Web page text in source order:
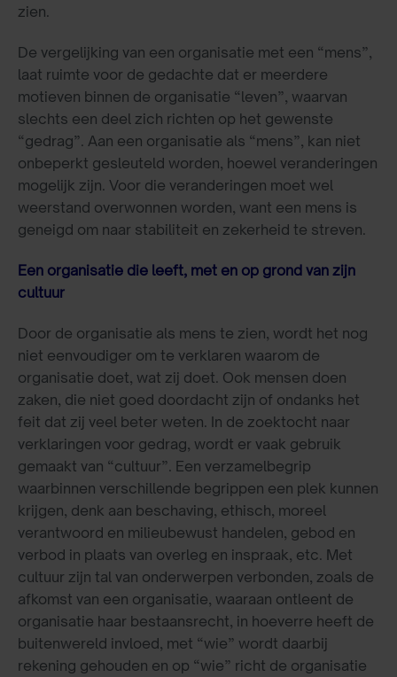
zien.
De vergelijking van een organisatie met een “mens”,
laat ruimte voor de gedachte dat er meerdere
motieven binnen de organisatie “leven”, waarvan
slechts een deel zich richten op het gewenste
“gedrag”. Aan een organisatie als “mens”, kan niet
onbeperkt gesleuteld worden, hoewel veranderingen
mogelijk zijn. Voor die veranderingen moet wel
weerstand overwonnen worden, want een mens is
geneigd om naar stabiliteit en zekerheid te streven.
Een organisatie die leeft, met en op grond van zijn
cultuur
Door de organisatie als mens te zien, wordt het nog
niet eenvoudiger om te verklaren waarom de
organisatie doet, wat zij doet. Ook mensen doen
zaken, die niet goed doordacht zijn of ondanks het
feit dat zij veel beter weten. In de zoektocht naar
verklaringen voor gedrag, wordt er vaak gebruik
gemaakt van “cultuur”. Een verzamelbegrip
waarbinnen verschillende begrippen een plek kunnen
krijgen, denk aan beschaving, ethisch, moreel
verantwoord en milieubewust handelen, gebod en
verbod in plaats van overleg en inspraak, etc. Met
cultuur zijn tal van onderwerpen verbonden, zoals de
afkomst van een organisatie, waaraan ontleent de
organisatie haar bestaansrecht, in hoeverre heeft de
buitenwereld invloed, met “wie” wordt daarbij
rekening gehouden en op “wie” richt de organisatie